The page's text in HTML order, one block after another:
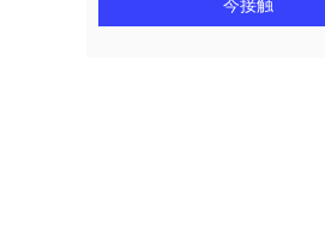
今接触